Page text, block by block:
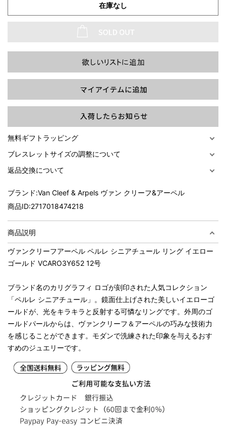
過去の特集をすべて見る>>
在庫なし
無料ギフトラッピング
ブレスレットサイズの調整について
返品交換について
ブランド:Van Cleef & Arpels ヴァン クリーフ&アーペル
商品ID:2717018474218
商品説明
ヴァンクリーフアーペル ペルレ シニアチュール リング イエロー
ゴールド VCARO3Y652 12号
ブランド名のカリグラフィ ロゴが刻印された人気コレクション
「ペルレ シニアチュール」。鏡面仕上げされた美しいイエローゴ
ールドが、光をキラキラと反射する可憐なリングです。外周のゴ
ールドパールからは、ヴァンクリーフ＆アーペルの巧みな技術力
を感じることができます。モダンで洗練された印象を与えるおす
すめのジュエリーです。